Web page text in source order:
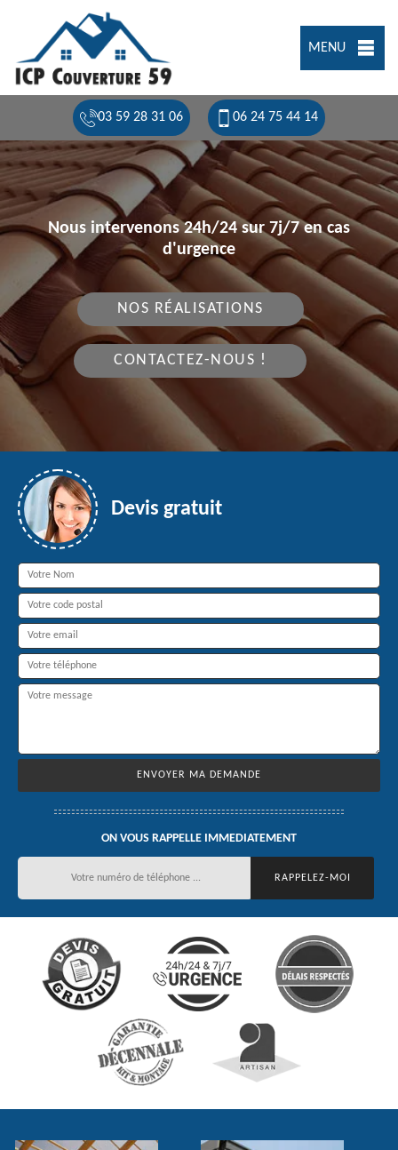
MENU
03 59 28 31 06 06 24 75 44 14
Nous intervenons 24h/24 sur 7j/7 en cas
d'urgence
NOS RÉALISATIONS
CONTACTEZ-NOUS !
Devis gratuit
ON VOUS RAPPELLE IMMEDIATEMENT